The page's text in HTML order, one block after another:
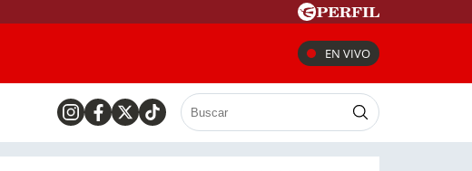
EN VIVO